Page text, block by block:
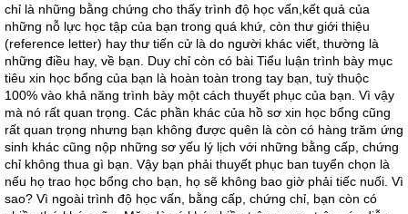
chỉ là những bằng chứng cho thấy trình độ học vấn,kết quả của
những nỗ lực học tập của bạn trong quá khứ, còn thư giới thiệu
(reference letter) hay thư tiến cử là do người khác viết, thường là
những điều hay, về bạn. Duy chỉ còn có bài Tiểu luận trình bày mục
tiêu xin học bổng của bạn là hoàn toàn trong tay bạn, tuỳ thuộc
100% vào khả năng trình bày một cách thuyết phục của bạn. Vì vậy
mà nó rất quan trọng. Các phần khác của hồ sơ xin học bổng cũng
rất quan trọng nhưng bạn không được quên là còn có hàng trăm ứng
sinh khác cũng nộp những sơ yếu lý lịch với những bằng cấp, chứng
chỉ không thua gì bạn. Vậy bạn phải thuyết phục ban tuyển chọn là
nếu họ trao học bổng cho bạn, họ sẽ không bao giờ phải tiếc nuối. Vì
sao? Vì ngoài trình độ học vấn, bằng cấp, chứng chỉ, bạn còn có